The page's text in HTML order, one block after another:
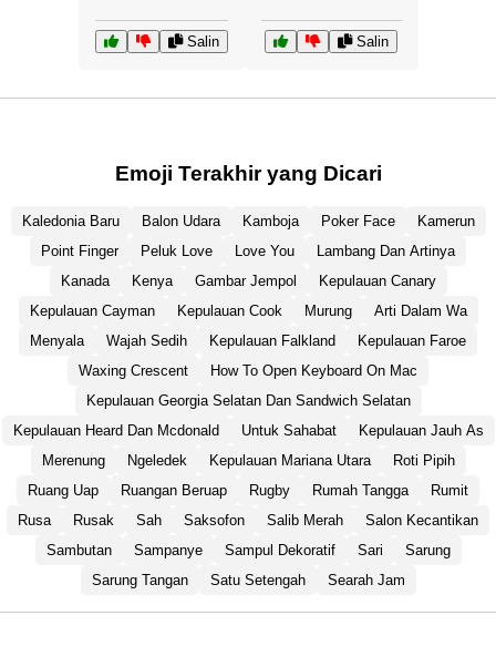
Salin Salin
Emoji Terakhir yang Dicari
Kaledonia Baru Balon Udara Kamboja Poker Face
Kamerun
Point Finger
Peluk Love Love You
Lambang Dan Artinya
Kanada
Kenya Gambar Jempol
Kepulauan Canary
Kepulauan Cayman
Kepulauan Cook Murung
Arti Dalam Wa
Menyala
Wajah Sedih Kepulauan Falkland
Kepulauan Faroe
Waxing Crescent
How To Open Keyboard On Mac
Kepulauan Georgia Selatan Dan Sandwich Selatan
Kepulauan Heard Dan Mcdonald
Untuk Sahabat
Kepulauan Jauh As
Merenung
Ngeledek Kepulauan Mariana Utara
Roti Pipih
Ruang Uap
Ruangan Beruap Rugby Rumah Tangga
Rumit
Rusa
Rusak Sah Saksofon Salib Merah
Salon Kecantikan
Sambutan
Sampanye Sampul Dekoratif Sari
Sarung
Sarung Tangan
Satu Setengah Searah Jam